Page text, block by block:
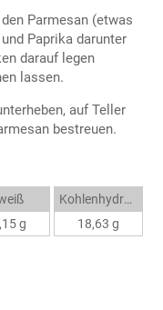
Parmesan (etwas
Paprika darunter
darauf legen
lassen.
auf Teller
bestreuen.
g
Kohlenhydrate
18,63 g